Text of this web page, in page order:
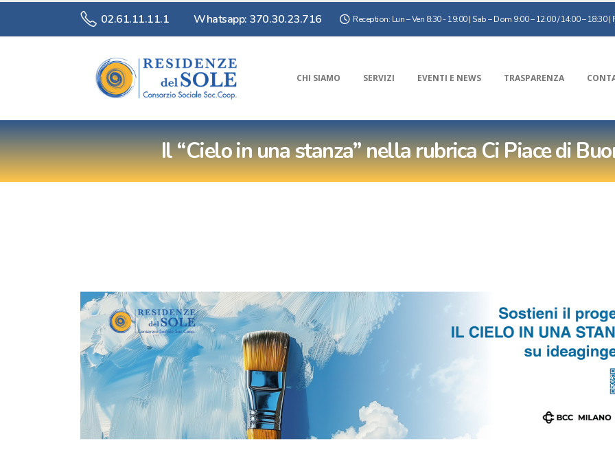
02.61.11.11.1 Whatsapp: 370.30.23.716 Reception: Lun – Ven 8:30 - 19:00 | Sab – Dom 9:00 – 12:00 / 14:00 – 18:30 |
CHI SIAMO SERVIZI EVENTI E NEWS TRASPARENZA
Il “Cielo in una stanza” nella rubrica Ci Piace di